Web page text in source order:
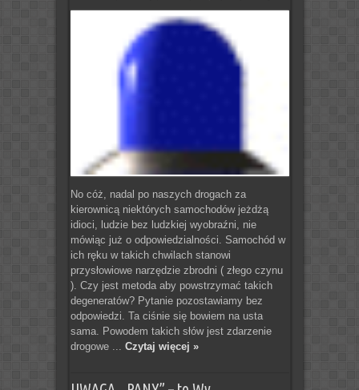
No cóż, nadal po naszych drogach za
kierownicą niektórych samochodów jeżdżą
idioci, ludzie bez ludzkiej wyobraźni, nie
mówiąc już o odpowiedzialności. Samochód w
ich ręku w takich chwilach stanowi
przysłowiowe narzędzie zbrodni ( złego czynu
). Czy jest metoda aby powstrzymać takich
degeneratów? Pytanie pozostawiamy bez
odpowiedzi. Ta ciśnie się bowiem na usta
sama. Powodem takich słów jest zdarzenie
drogowe ... Czytaj więcej »